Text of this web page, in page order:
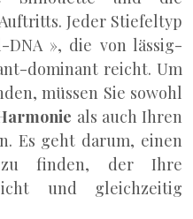
Jeder Stiefeltyp
», die von lässig-
dominant reicht. Um
müssen Sie sowohl
als auch Ihren
Es geht darum, einen
finden, der Ihre
und gleichzeitig